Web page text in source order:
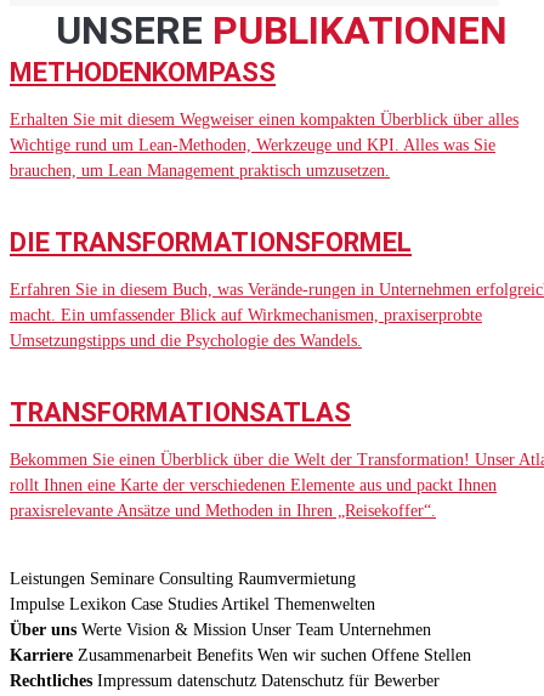
UNSERE PUBLIKATIONEN
METHODENKOMPASS
Erhalten Sie mit diesem Wegweiser einen kompakten Überblick über alles
Wichtige rund um Lean-Methoden, Werkzeuge und KPI. Alles was Sie
brauchen, um Lean Management praktisch umzusetzen.
DIE TRANSFORMATIONSFORMEL
Erfahren Sie in diesem Buch, was Verände-rungen in Unternehmen
macht. Ein umfassender Blick auf Wirkmechanismen, praxiserprobte
Umsetzungstipps und die Psychologie des Wandels.
TRANSFORMATIONSATLAS
Bekommen Sie einen Überblick über die Welt der Transformation! Unser
rollt Ihnen eine Karte der verschiedenen Elemente aus und packt Ihnen
praxisrelevante Ansätze und Methoden in Ihren „Reisekoffer“.
Leistungen Seminare Consulting Raumvermietung
Impulse Lexikon Case Studies Artikel Themenwelten
Über uns Werte Vision & Mission Unser Team Unternehmen
Karriere Zusammenarbeit Benefits Wen wir suchen Offene Stellen
Rechtliches Impressum datenschutz Datenschutz für Bewerber